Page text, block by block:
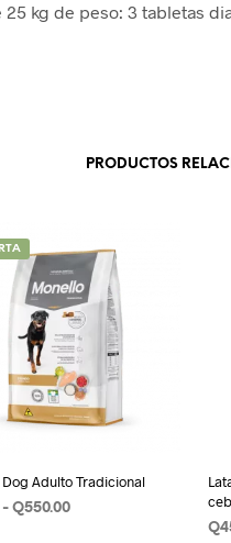
25 kg de peso: 3 tabletas
PRODUCTOS
Adulto Tradicional
- Q550.00Rango
Q